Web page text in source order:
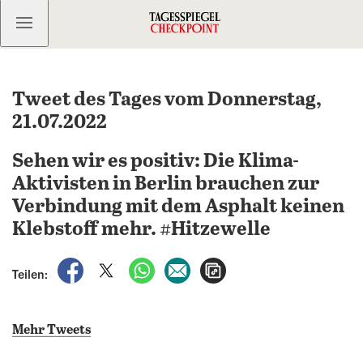
Kostenlos anmelden
Tweet des Tages vom Donnerstag,
21.07.2022
Sehen wir es positiv: Die Klima-
Aktivisten in Berlin brauchen zur
Verbindung mit dem Asphalt keinen
Klebstoff mehr. #Hitzewelle
Teilen:
auf Facebook teilen
auf X teilenper WhatsApp teilen
per E-Mail teilen
Mehr Tweets